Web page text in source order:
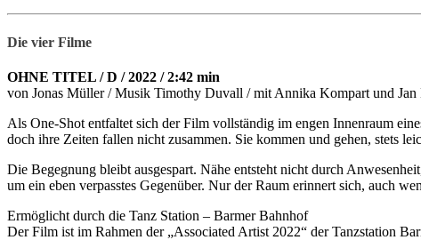
Die vier Filme
OHNE TITEL / D / 2022 / 2:42 min
von Jonas Müller / Musik Timothy Duvall / mit Annika Kompart und
Als One-Shot entfaltet sich der Film vollständig im engen Innenraum
doch ihre Zeiten fallen nicht zusammen. Sie kommen und gehen, stets
Die Begegnung bleibt ausgespart. Nähe entsteht nicht durch
um ein eben verpasstes Gegenüber. Nur der Raum erinnert sich, auch
Ermöglicht durch die Tanz Station – Barmer Bahnhof
Der Film ist im Rahmen der „Associated Artist 2022“ der Tanzstation